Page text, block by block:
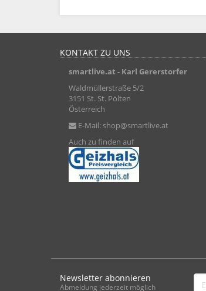
KONTAKT ZU UNS
smartlive.at - Karl Gererstorfer
Waldmüllerstraße 5/2
3151 St. St. Pölten
Österreich
E-Mail: shop@smartlive.at
Auch zu finden auf
Newsletter abonnieren
Abmeldung jederzeit möglich